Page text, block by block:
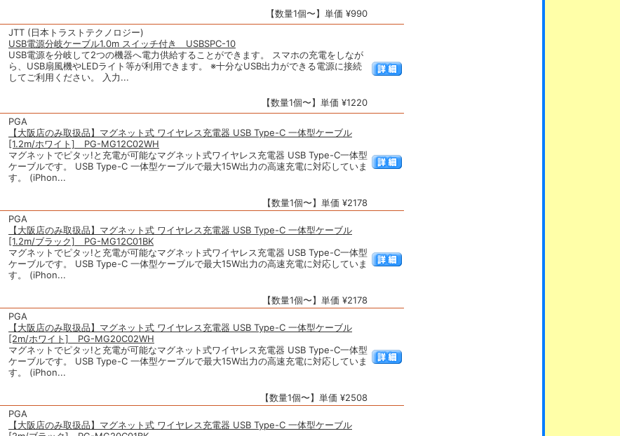
【数量1個〜】単価 ¥990
JTT (日本トラストテクノロジー)
USB電源分岐ケーブル1.0m スイッチ付き USBSPC-10
USB電源を分岐して2つの機器へ電力供給することができます。 スマホの充電をしなが
ら、USB扇風機やLEDライト等が利用できます。 ※十分なUSB出力ができる電源に接続
してご利用ください。 入力...
【数量1個〜】単価 ¥1220
PGA
【大阪店のみ取扱品】マグネット式 ワイヤレス充電器 USB Type-C 一体型ケーブル
[1.2m/ホワイト] PG-MG12C02WH
マグネットでピタッ!と充電が可能なマグネット式ワイヤレス充電器 USB Type-C一体型
ケーブルです。 USB Type-C 一体型ケーブルで最大15W出力の高速充電に対応していま
す。 (iPhon...
【数量1個〜】単価 ¥2178
PGA
【大阪店のみ取扱品】マグネット式 ワイヤレス充電器 USB Type-C 一体型ケーブル
[1.2m/ブラック] PG-MG12C01BK
マグネットでピタッ!と充電が可能なマグネット式ワイヤレス充電器 USB Type-C一体型
ケーブルです。 USB Type-C 一体型ケーブルで最大15W出力の高速充電に対応していま
す。 (iPhon...
【数量1個〜】単価 ¥2178
PGA
【大阪店のみ取扱品】マグネット式 ワイヤレス充電器 USB Type-C 一体型ケーブル
[2m/ホワイト] PG-MG20C02WH
マグネットでピタッ!と充電が可能なマグネット式ワイヤレス充電器 USB Type-C一体型
ケーブルです。 USB Type-C 一体型ケーブルで最大15W出力の高速充電に対応していま
す。 (iPhon...
【数量1個〜】単価 ¥2508
PGA
【大阪店のみ取扱品】マグネット式 ワイヤレス充電器 USB Type-C 一体型ケーブル